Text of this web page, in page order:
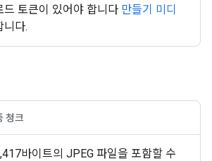
드 토큰이 있어야 합니다 만들기 미디
니다.
청크
바이트의 JPEG 파일을 포함할 수